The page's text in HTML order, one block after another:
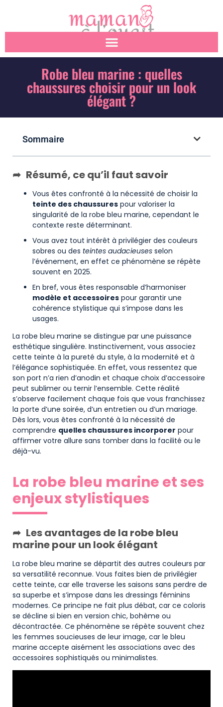
Robe bleu marine : quelles
chaussures choisir pour un look
élégant ?
Sommaire
Résumé, ce qu’il faut savoir
Vous êtes confronté à la nécessité de choisir la
teinte des chaussures pour valoriser la
singularité de la robe bleu marine, cependant le
contexte reste déterminant.
Vous avez tout intérêt à privilégier des couleurs
sobres ou des teintes audacieuses selon
l’événement, en effet ce phénomène se répète
souvent en 2025.
En bref, vous êtes responsable d’harmoniser
modèle et accessoires pour garantir une
cohérence stylistique qui s’impose dans les
usages.
La robe bleu marine se distingue par une puissance
esthétique singulière. Instinctivement, vous associez
cette teinte à la pureté du style, à la modernité et à
l’élégance sophistiquée. En effet, vous ressentez que
son port n’a rien d’anodin et chaque choix d’accessoire
peut sublimer ou ternir l’ensemble. Cette réalité
s’observe facilement chaque fois que vous franchissez
la porte d’une soirée, d’un entretien ou d’un mariage.
Dès lors, vous êtes confronté à la nécessité de
comprendre quelles chaussures incorporer pour
affirmer votre allure sans tomber dans la facilité ou le
déjà-vu.
La robe bleu marine et ses
enjeux stylistiques
Les avantages de la robe bleu
marine pour un look élégant
La robe bleu marine se départit des autres couleurs par
sa versatilité reconnue. Vous faites bien de privilégier
cette teinte, car elle traverse les saisons sans perdre de
sa superbe et s’impose dans les dressings féminins
modernes. Ce principe ne fait plus débat, car ce coloris
se décline si bien en version chic, bohème ou
décontractée. Ce phénomène se répète souvent chez
les femmes soucieuses de leur image, car le bleu
marine accepte aisément les associations avec des
accessoires sophistiqués ou minimalistes.